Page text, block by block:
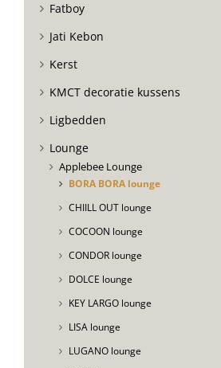
Fatboy
Jati Kebon
Kerst
KMCT decoratie kussens
Ligbedden
Lounge
Applebee Lounge
BORA BORA lounge
CHIILL OUT lounge
COCOON lounge
CONDOR lounge
DOLCE lounge
KEY LARGO lounge
LISA lounge
LUGANO lounge